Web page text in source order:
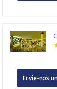
Envie-nos